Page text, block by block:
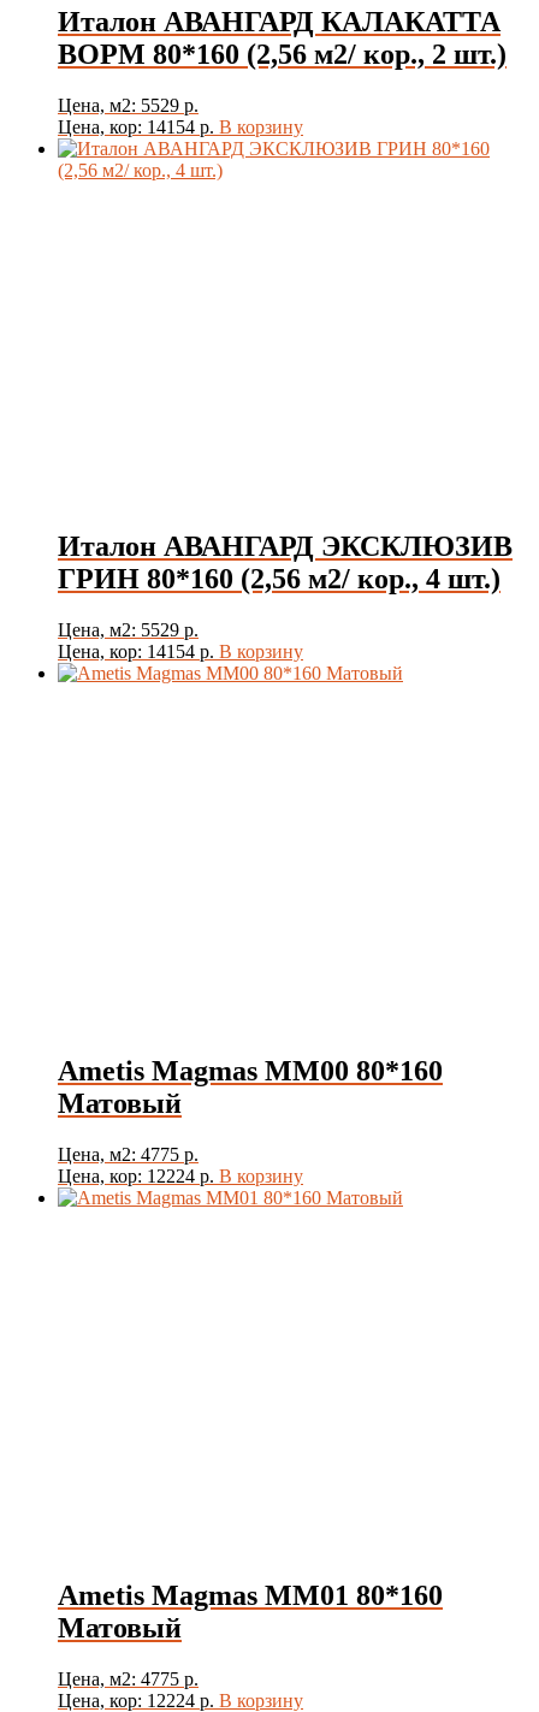
Италон АВАНГАРД КАЛАКАТТА
ВОРМ 80*160 (2,56 м2/ кор., 2 шт.)
Цена, м2: 5529 р.
Цена, кор: 14154 р. В корзину
Италон АВАНГАРД ЭКСКЛЮЗИВ
ГРИН 80*160 (2,56 м2/ кор., 4 шт.)
Цена, м2: 5529 р.
Цена, кор: 14154 р. В корзину
Ametis Magmas MM00 80*160
Матовый
Цена, м2: 4775 р.
Цена, кор: 12224 р. В корзину
Ametis Magmas MM01 80*160
Матовый
Цена, м2: 4775 р.
Цена, кор: 12224 р. В корзину